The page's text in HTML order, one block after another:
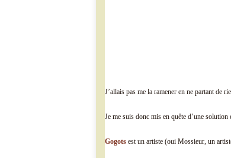
J’allais pas me la ramener en ne partant de
Je me suis donc mis en quête d’une
Gogots est un artiste (oui Mossieur, un